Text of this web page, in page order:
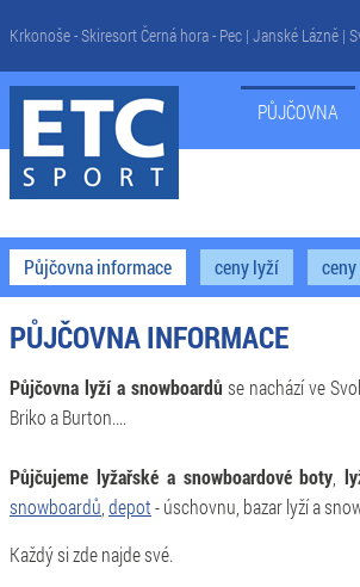
Krkonoše - Skiresort Černá hora - Pec | Janské Lázně |
PŮJČOVNA
Půjčovna informace
ceny lyží
PŮJČOVNA INFORMACE
Půjčovna lyží a snowboardůse nachází ve
Briko a Burton....
Půjčujeme lyžařské a snowboardové boty,
snowboardů,depot- úschovnu, bazar lyží a
Každý si zde najde své.